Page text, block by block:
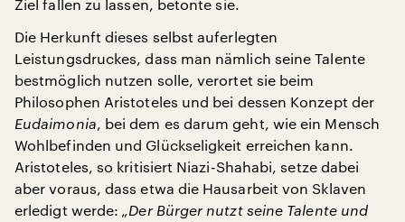
Ziel fallen zu lassen, betonte sie.
Die Herkunft dieses selbst auferlegten
Leistungsdruckes, dass man nämlich seine Talente
bestmöglich nutzen solle, verortet sie beim
Philosophen Aristoteles und bei dessen Konzept der
Eudaimonia, bei dem es darum geht, wie ein Mensch
Wohlbefinden und Glückseligkeit erreichen kann.
Aristoteles, so kritisiert Niazi-Shahabi, setze dabei
aber voraus, dass etwa die Hausarbeit von Sklaven
erledigt werde: „Der Bürger nutzt seine Talente und